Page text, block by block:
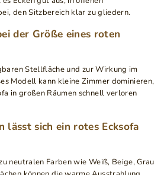
den Sitzbereich klar zu gliedern.
der Größe eines roten
Stellfläche und zur Wirkung im
Modell kann kleine Zimmer dominieren,
in großen Räumen schnell verloren
lässt sich ein rotes Ecksofa
neutralen Farben wie Weiß, Beige, Grau